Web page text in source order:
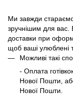
Ми завжди
зручнішим для вас.
доставки при
щоб ваші улюблені
Можливі такі
- Оплата
Нової Пошти,
Нової Пошти.